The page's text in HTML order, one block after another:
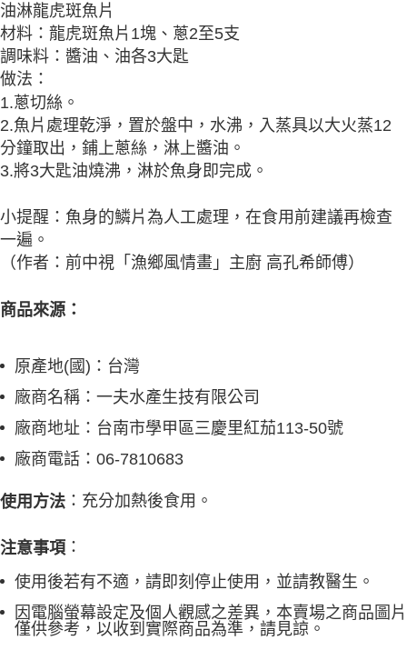
油淋龍虎斑魚片
材料：龍虎斑魚片1塊、蔥2至5支
調味料：醬油、油各3大匙
做法：
1.蔥切絲。
2.魚片處理乾淨，置於盤中，水沸，入蒸具以大火蒸12
分鐘取出，鋪上蔥絲，淋上醬油。
3.將3大匙油燒沸，淋於魚身即完成。
小提醒：魚身的鱗片為人工處理，在食用前建議再檢查
一遍。
（作者：前中視「漁鄉風情畫」主廚 高孔希師傅）
商品來源：
原產地(國)：台灣
廠商名稱：一夫水產生技有限公司
廠商地址：台南市學甲區三慶里紅茄113-50號
廠商電話：06-7810683
使用方法 ：充分加熱後食用。
注意事項 ：
使用後若有不適，請即刻停止使用，並請教醫生。
因電腦螢幕設定及個人觀感之差異，本賣場之商品圖片
僅供參考，以收到實際商品為準，請見諒。